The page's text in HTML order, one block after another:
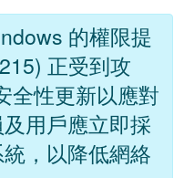
的權限提
正受到攻
全性更新以應對
用戶應立即採
，以降低網絡